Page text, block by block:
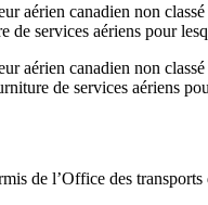
aérien canadien non
services aériens pour
aérien canadien non
de services aériens
de l’Office des